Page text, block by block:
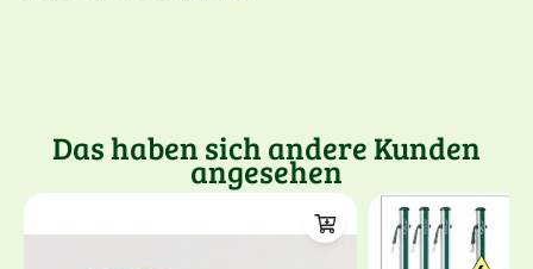
Das haben sich andere Kunden
angesehen